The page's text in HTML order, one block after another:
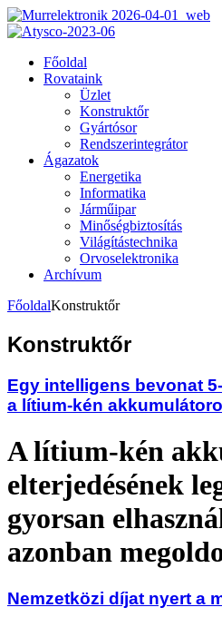
Főoldal
Rovataink
Üzlet
Konstruktőr
Gyártósor
Rendszerintegrátor
Ágazatok
Energetika
Informatika
Járműipar
Minőségbiztosítás
Világítástechnika
Orvoselektronika
Archívum
FőoldalKonstruktőr
Konstruktőr
Egy intelligens bevonat
a lítium-kén
A lítium-kén
elterjedésének
gyorsan
azonban
Nemzetközi díjat nyert a